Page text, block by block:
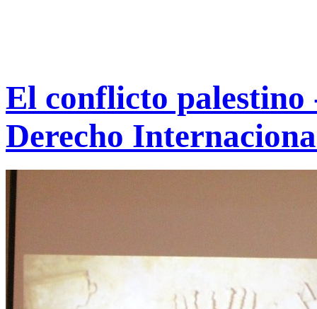
El conflicto palestino
Derecho